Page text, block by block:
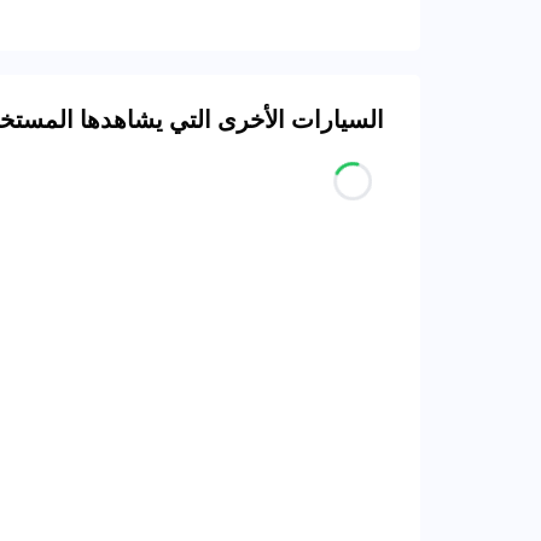
السيارات الأخرى التي يشاهدها